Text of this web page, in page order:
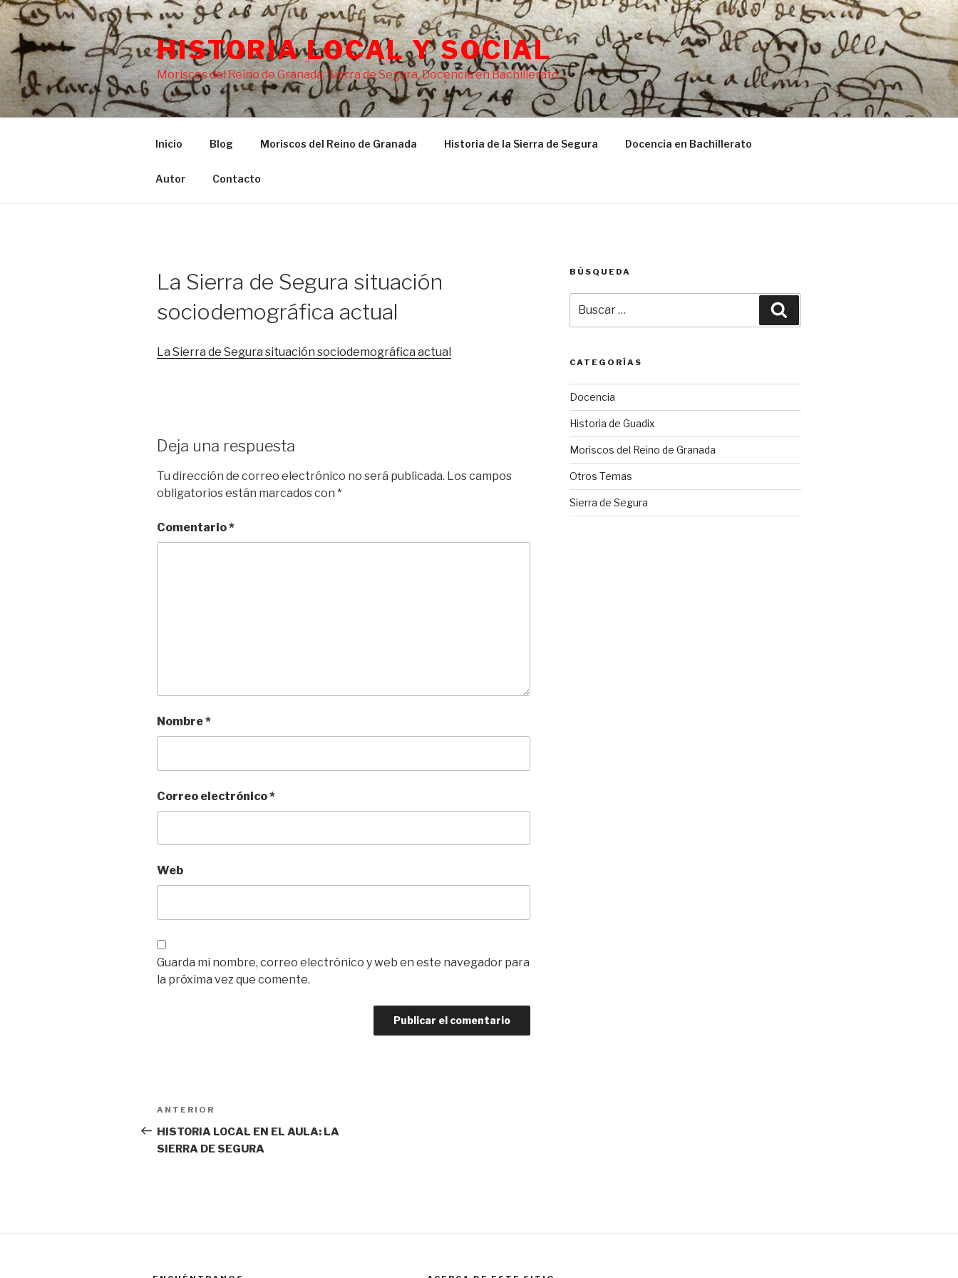
Saltar
al
contenido
HISTORIA LOCAL Y SOCIAL
Moriscos del Reino de Granada, Sierra de Segura, Docencia en Bachillerato…
Inicio Blog Moriscos del Reino de Granada Historia de la Sierra de Segura Docencia en Bachillerato
Autor Contacto
La Sierra de Segura situación
sociodemográfica actual
La Sierra de Segura situación sociodemográfica actual
Deja una respuesta
Tu dirección de correo electrónico no será publicada. Los campos
obligatorios están marcados con *
Comentario*
Nombre*
Correo electrónico*
Web
Guarda mi nombre, correo electrónico y web en este navegador para
la próxima vez que comente.
Navegación
de
entradas
Entrada
anterior:
ANTERIOR
HISTORIA LOCAL EN EL AULA: LA
SIERRA DE SEGURA
BÚSQUEDA
por:
CATEGORÍAS
Docencia
Historia de Guadix
Moriscos del Reino de Granada
Otros Temas
Sierra de Segura